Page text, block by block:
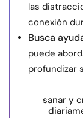
las
conexión
Busca
puede
profundizar
sanar y